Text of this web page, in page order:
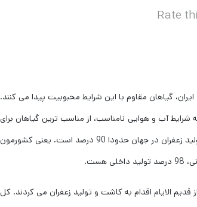
Rate
گیاهان مقاوم با این شرایط محبوبیت پیدا می کنند.
شرایط آب و هوایی نامناسب، از مناسب ترین گیاهان برای
این مناطق است. این گیاه خصوصیات منحصر به فرد بسیاری دارد. سهم ایران در تولید زعفران در جهان حدودا 90 درصد است. یعنی کشورمون
الایام اقدام به کاشت و تولید زعفران می کردند. کل